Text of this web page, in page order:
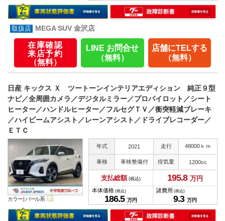
MEGA SUV 金沢店
在庫確認
来店予約
（無料）
LINE お問合せ
（無料）
店舗にTELする
（無料）
日産 キックス Ｘ ツートーンインテリアエディション 純正９型
ナビ／全周囲カメラ／デジタルミラー／プロパイロット／シート
ヒーター／ハンドルヒーター／フルセグＴＶ／衝突軽減ブレーキ
／ハイビームアシスト／レーンアシスト／ドライブレコーダー／
ＥＴＣ
カラー | パール系
年式 2021 走行 48000ｋｍ
車検 車検整備付 排気量 1200cc
支払総額 (税込) 195.8 万円
本体価格 (税込)
186.5 万円
諸費用 (税込)
9.3 万円